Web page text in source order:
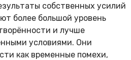
собственных усилий
более большой уровень
и лучше
условиями. Они
как временные помехи,